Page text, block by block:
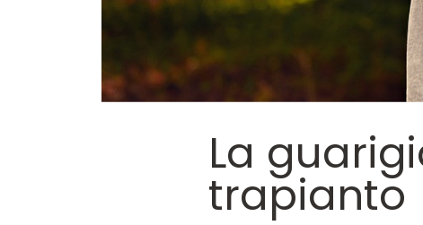
La
trapianto